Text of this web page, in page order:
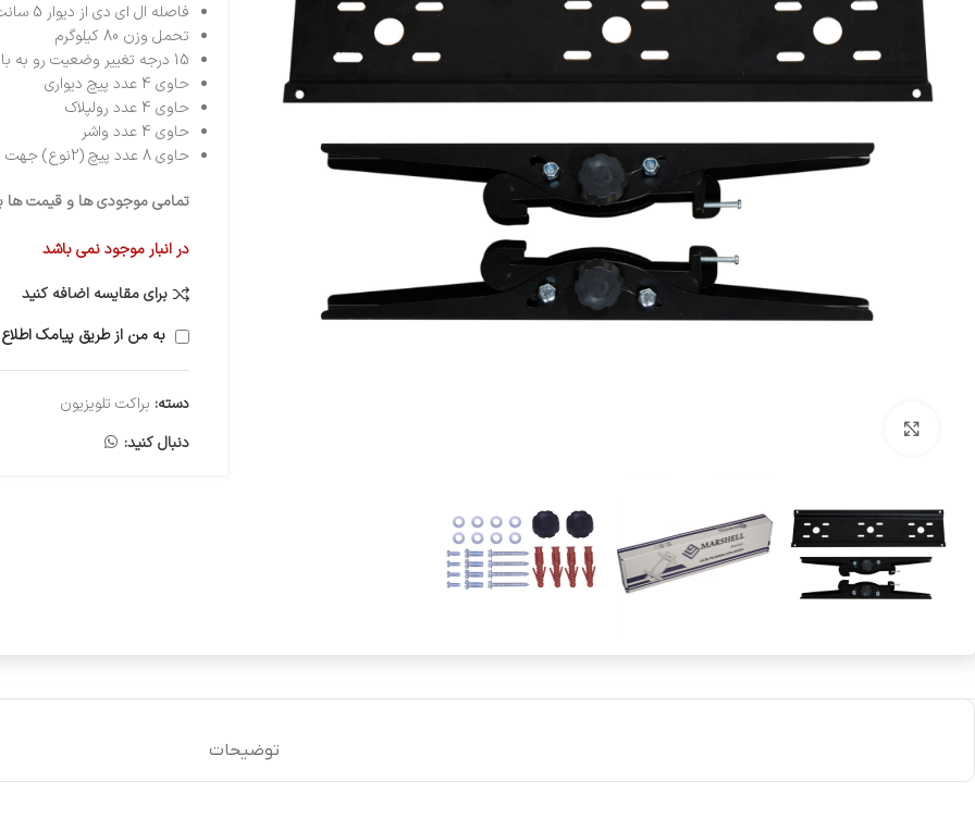
فاصله ال ای دی از دیوار 5 سانت
تحمل وزن 80 کیلوگرم
15 درجه تغییر وضعیت رو به بالا و پایین
حاوی 4 عدد پیچ دیواری
حاوی 4 عدد رولپلاک
حاوی 4 عدد واشر
حاوی 8 عدد پیچ (2نوع) جهت نصب پشت ال ای دی
تمامی موجودی ها و قیمت ها
در انبار موجود نمی باشد
برای مقایسه اضافه کنید
به من از طریق پیامک
دسته: براکت تلویزیون
دنبال کنید:
توضیحات